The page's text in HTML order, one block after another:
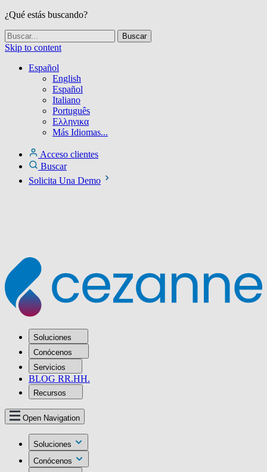
¿Qué estás buscando?
Skip to content
Español
English
Español
Italiano
Português
Ελληνικα
Más Idiomas...
Acceso clientes
Buscar
Solicita Una Demo
Soluciones
Conócenos
Servicios
BLOG RR.HH.
Recursos
Open Navigation
Soluciones
Conócenos